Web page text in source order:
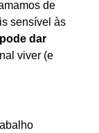
de
sensível às
dar
viver (e